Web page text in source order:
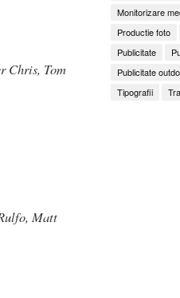
Chris, Tom
Matt
Monitorizare
Productie foto
Publicitate
Publicitate
Tipografii